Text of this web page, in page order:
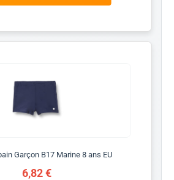
Garçon B17 Marine 8 ans EU
6,82 €